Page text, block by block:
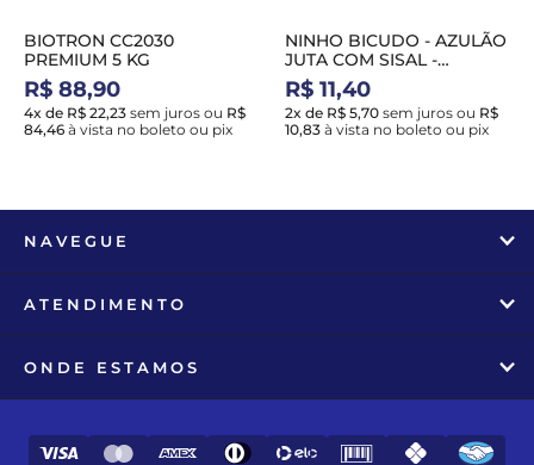
BIOTRON CC2030
PREMIUM 5 KG
R$ 88,90
4x de R$ 22,23 sem juros ou R$
84,46 à vista no boleto ou pix
NINHO BICUDO - AZULÃO
JUTA COM SISAL -
HADASSA NH26
R$ 11,40
2x de R$ 5,70 sem juros ou R$
10,83 à vista no boleto ou pix
NAVEGUE
ATENDIMENTO
ONDE ESTAMOS